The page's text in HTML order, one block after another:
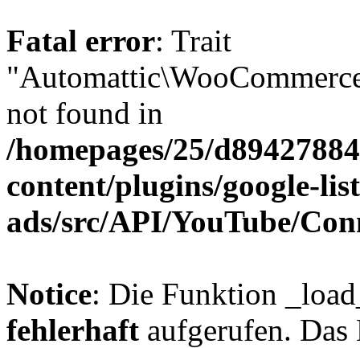
Fatal error: Trait
not found in
/homepages/25/
content/plugins/google-
ads/src/API/YouTube/
Notice: Die Funktion
fehlerhaft aufgerufen.